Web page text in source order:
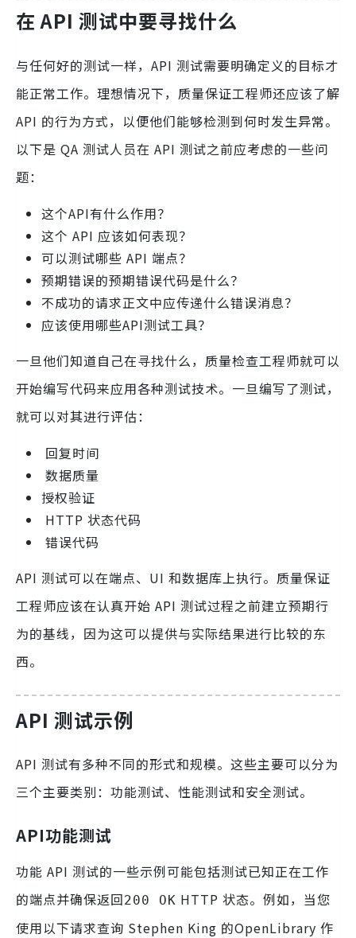
在 API 测试中要寻找什么
与任何好的测试一样，API 测试需要明确定义的目标才
能正常工作。理想情况下，质量保证工程师还应该了解
API 的行为方式，以便他们能够检测到何时发生异常。
以下是 QA 测试人员在 API 测试之前应考虑的一些问
题：
这个API有什么作用？
这个 API 应该如何表现？
可以测试哪些 API 端点？
预期错误的预期错误代码是什么？
不成功的请求正文中应传递什么错误消息？
应该使用哪些API测试工具？
一旦他们知道自己在寻找什么，质量检查工程师就可以
开始编写代码来应用各种测试技术。一旦编写了测试，
就可以对其进行评估：
回复时间
数据质量
授权验证
HTTP 状态代码
错误代码
API 测试可以在端点、UI 和数据库上执行。质量保证
工程师应该在认真开始 API 测试过程之前建立预期行
为的基线，因为这可以提供与实际结果进行比较的东
西。
API 测试示例
API 测试有多种不同的形式和规模。这些主要可以分为
三个主要类别：功能测试、性能测试和安全测试。
API功能测试
功能 API 测试的一些示例可能包括测试已知正在工作
的端点并确保返回200 OK HTTP 状态。例如，当您
使用以下请求查询 Stephen King 的OpenLibrary 作